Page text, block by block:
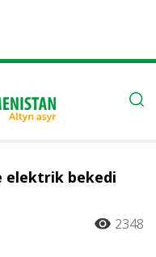
elektrik bekedi
2348